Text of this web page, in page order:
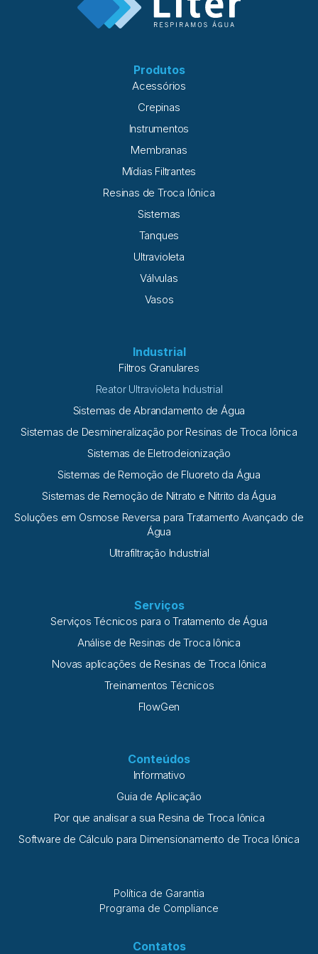
Produtos
Acessórios
Crepinas
Instrumentos
Membranas
Mídias Filtrantes
Resinas de Troca Iônica
Sistemas
Tanques
Ultravioleta
Válvulas
Vasos
Industrial
Filtros Granulares
Reator Ultravioleta Industrial
Sistemas de Abrandamento de Água
Sistemas de Desmineralização por Resinas de Troca Iônica
Sistemas de Eletrodeionização
Sistemas de Remoção de Fluoreto da Água
Sistemas de Remoção de Nitrato e Nitrito da Água
Soluções em Osmose Reversa para Tratamento Avançado de
Água
Ultrafiltração Industrial
Serviços
Serviços Técnicos para o Tratamento de Água
Análise de Resinas de Troca Iônica
Novas aplicações de Resinas de Troca Iônica
Treinamentos Técnicos
FlowGen
Conteúdos
Informativo
Guia de Aplicação
Por que analisar a sua Resina de Troca Iônica
Software de Cálculo para Dimensionamento de Troca Iônica
Política de Garantia
Programa de Compliance
Contatos